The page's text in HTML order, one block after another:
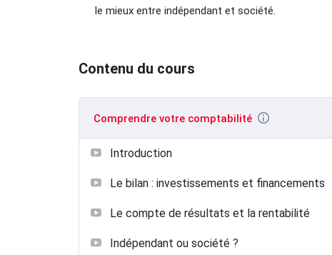
le mieux entre indépendant et société.
Contenu du cours
Comprendre votre comptabilité
Introduction
Le bilan : investissements et financements
Le compte de résultats et la rentabilité
Indépendant ou société ?